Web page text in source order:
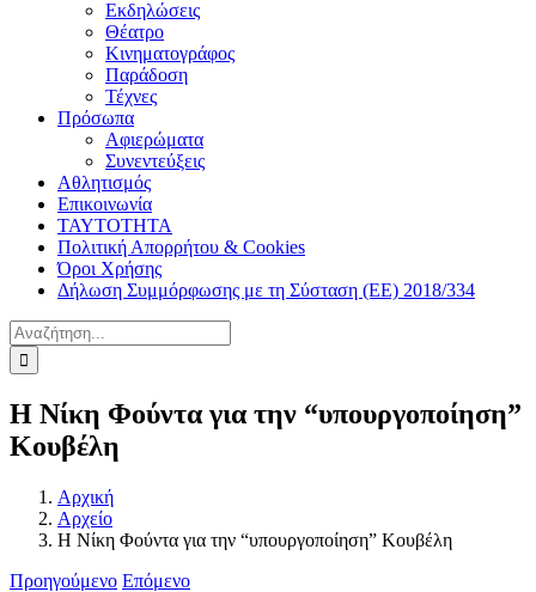
Εκδηλώσεις
Θέατρο
Κινηματογράφος
Παράδοση
Τέχνες
Πρόσωπα
Αφιερώματα
Συνεντεύξεις
Αθλητισμός
Επικοινωνία
ΤΑΥΤΟΤΗΤΑ
Πολιτική Απορρήτου & Cookies
Όροι Χρήσης
Δήλωση Συμμόρφωσης με τη Σύσταση (ΕΕ) 2018/334
Αναζήτηση
για:
Η Νίκη Φούντα για την “υπουργοποίηση”
Κουβέλη
Αρχική
Αρχείο
Η Νίκη Φούντα για την “υπουργοποίηση” Κουβέλη
Προηγούμενο Επόμενο